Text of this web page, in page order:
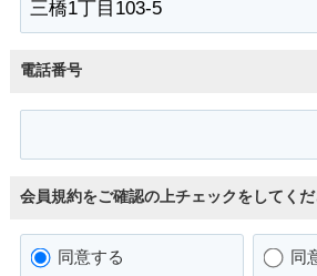
電話番号
会員規約をご確認の上チェックをしてく
同意する 同